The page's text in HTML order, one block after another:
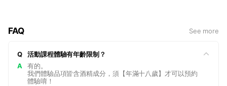
FAQ See more
Q
活動課程體驗有年齡限制？
A
有的。
我們體驗品項皆含酒精成分，須【年滿十八歲】才可以預約
體驗唷！